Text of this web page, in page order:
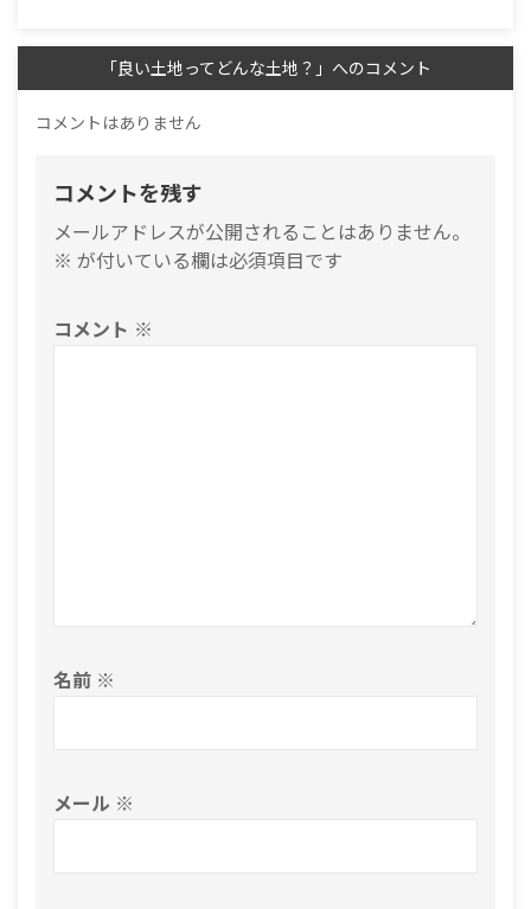
「良い土地ってどんな土地？」へのコメント
コメントはありません
コメントを残す
メールアドレスが公開されることはありません。
※ が付いている欄は必須項目です
コメント ※
名前 ※
メール ※